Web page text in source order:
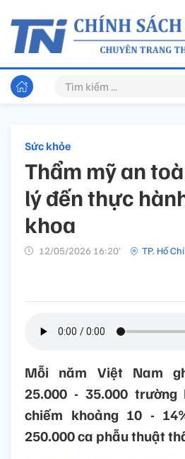
Sức khỏe
Thẩm mỹ an
lý đến thực
khoa
12/05/2026 16:20’ TP. Hồ
Mỗi năm Việt Nam
25.000 - 35.000 trường
chiếm khoảng 10 -
250.000 ca phẫu thuật